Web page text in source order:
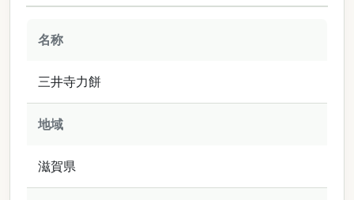
名称
三井寺力餅
地域
滋賀県